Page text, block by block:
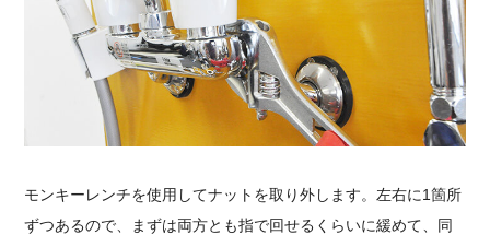
モンキーレンチを使用してナットを取り外します。左右に1箇所
ずつあるので、まずは両方とも指で回せるくらいに緩めて、同